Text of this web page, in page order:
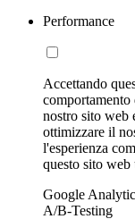
Performance
Accettando
nostro sito web
ottimizzare il
l'esperienza
questo sito
Google
A/B-Testing